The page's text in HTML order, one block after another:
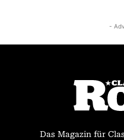
-
Das Magazin für